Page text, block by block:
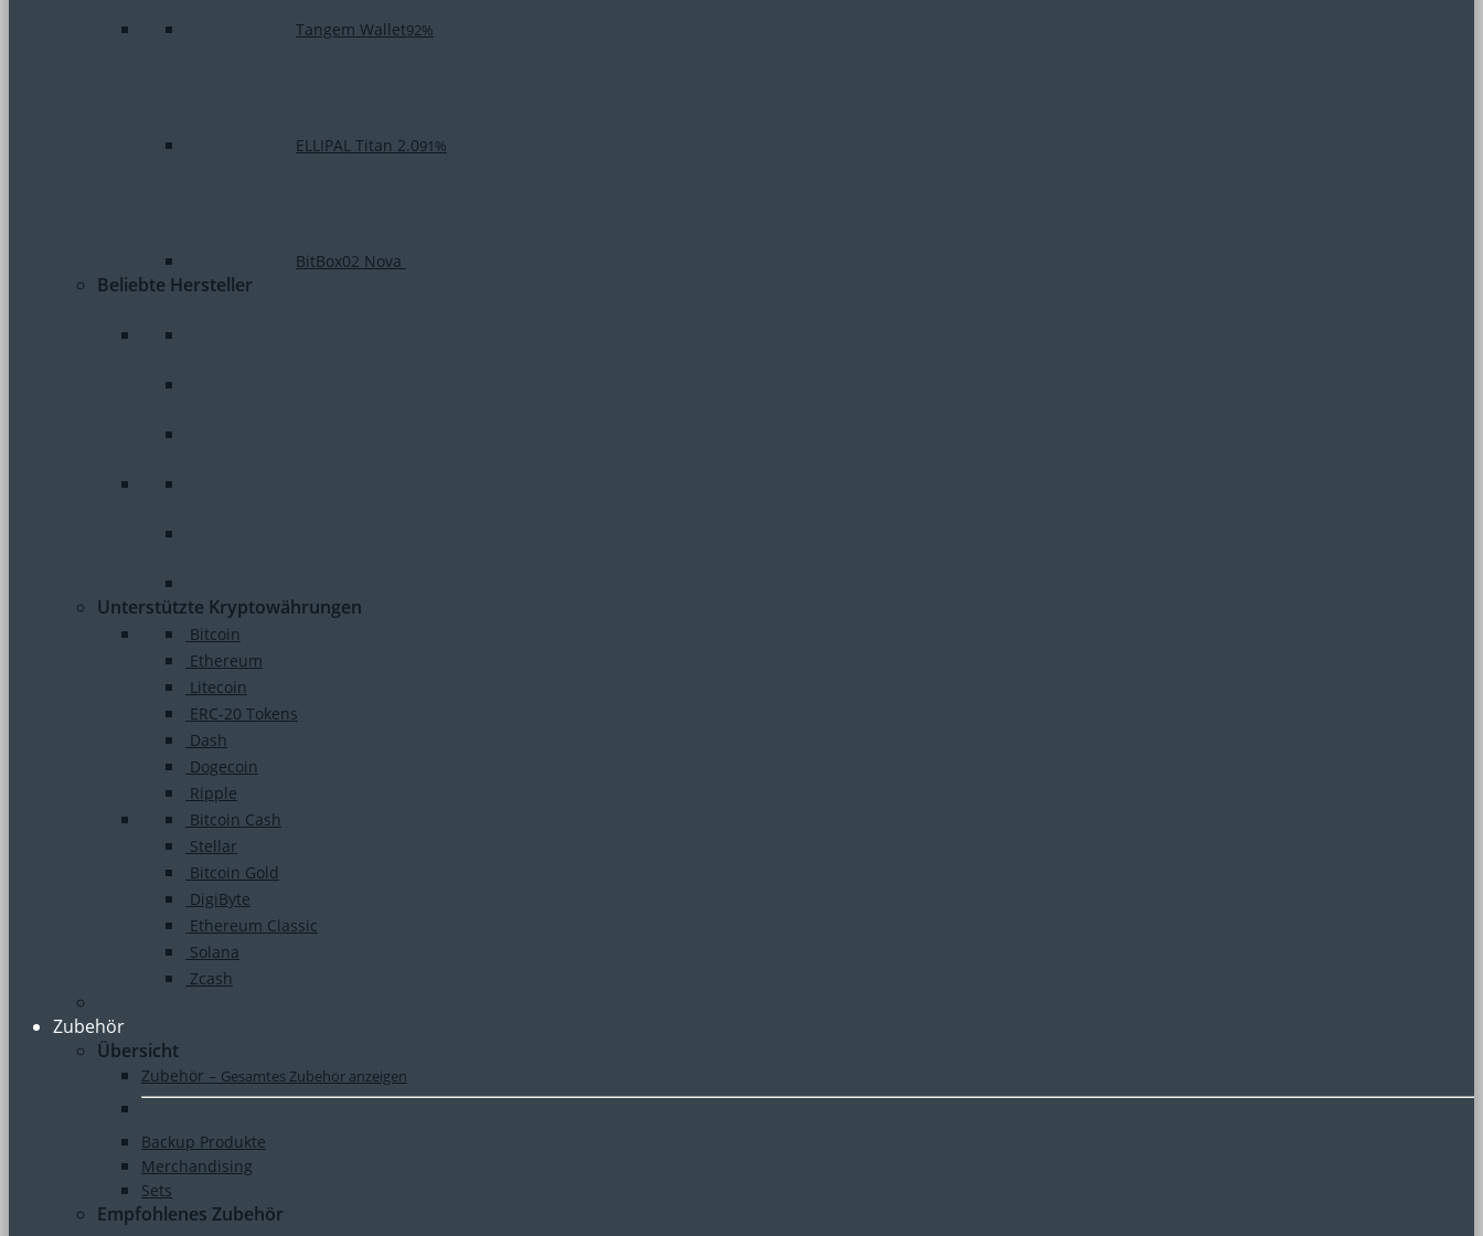
Tangem Wallet92%
ELLIPAL Titan 2.091%
BitBox02 Nova
Beliebte Hersteller
Unterstützte Kryptowährungen
Bitcoin
Ethereum
Litecoin
ERC-20 Tokens
Dash
Dogecoin
Ripple
Bitcoin Cash
Stellar
Bitcoin Gold
DigiByte
Ethereum Classic
Solana
Zcash
Zubehör
Übersicht
Zubehör – Gesamtes Zubehör anzeigen
Backup Produkte
Merchandising
Sets
Empfohlenes Zubehör